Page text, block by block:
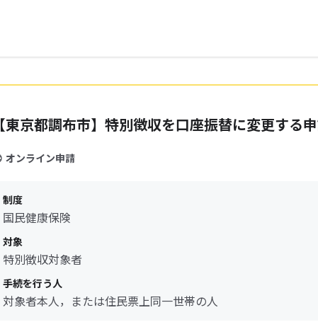
【東京都調布市】特別徴収を口座振替に変更する
オンライン申請
制度
国民健康保険
対象
特別徴収対象者
手続を行う人
対象者本人，または住民票上同一世帯の人